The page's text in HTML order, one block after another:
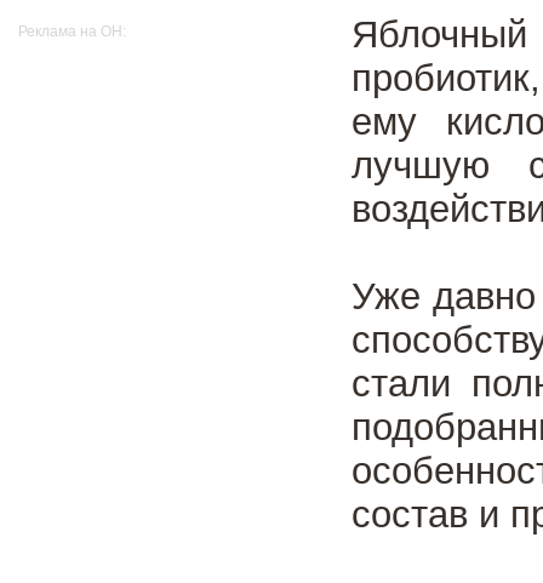
Реклама на OH:
ему
лучшую
Уже давно
стали
состав и